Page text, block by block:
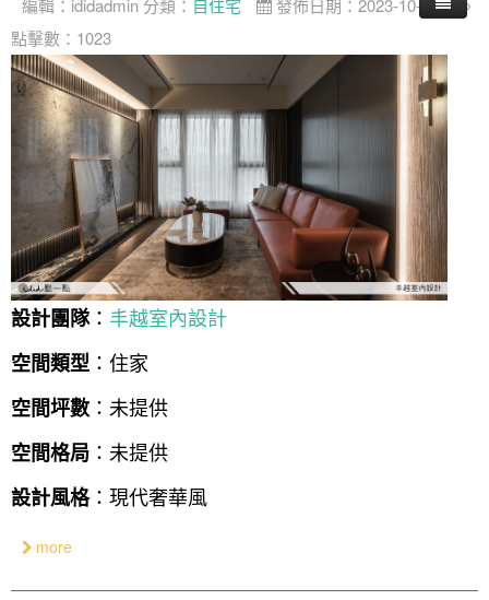
編輯： ididadmin 分類： 自住宅
發佈日期：2023-10-01
點擊數：1023
設計團隊： 丰越室內設計
空間類型 ：住家
空間坪數 ：未提供
空間格局 ：未提供
設計風格：現代奢華風
more